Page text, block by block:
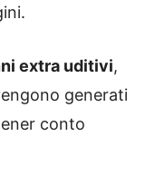
extra uditivi,
generati
conto